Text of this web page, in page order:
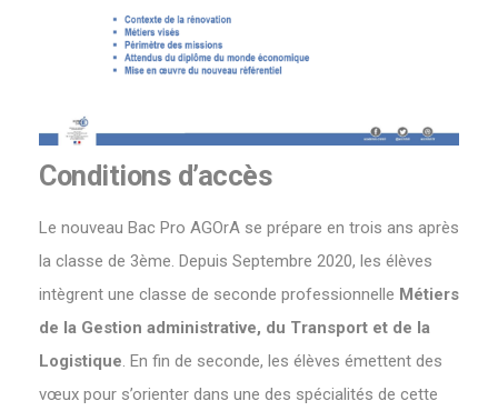
Conditions d’accès
Le nouveau Bac Pro AGOrA se prépare en trois ans après
la classe de 3ème. Depuis Septembre 2020, les élèves
intègrent une classe de seconde professionnelle Métiers
de la Gestion administrative, du Transport et de la
Logistique. En fin de seconde, les élèves émettent des
vœux pour s’orienter dans une des spécialités de cette